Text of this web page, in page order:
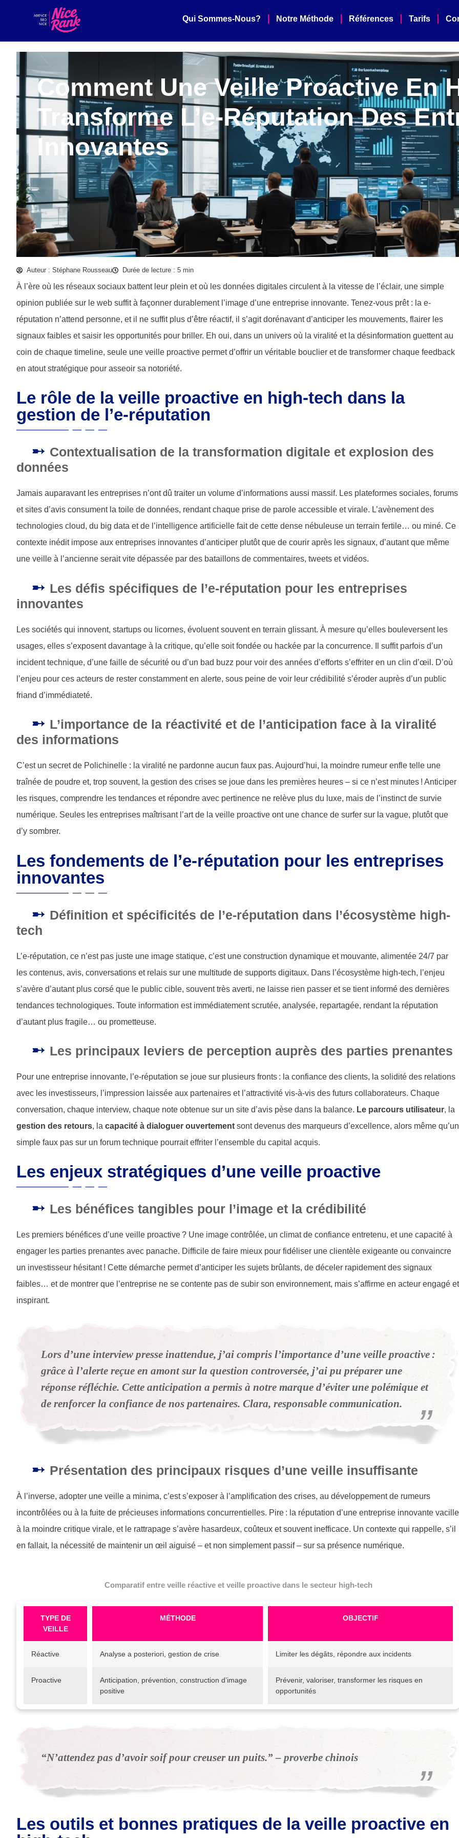
Qui Sommes-Nous? Notre Méthode Références Tarifs
Comment Une Veille Proactive En
Transforme L’e-Réputation Des
Innovantes
Auteur : Stéphane Rousseau Durée de lecture : 5 min
À l’ère où les réseaux sociaux battent leur plein et où les données digitales circulent à la vitesse de l’éclair, une simple
opinion publiée sur le web suffit à façonner durablement l’image d’une entreprise innovante. Tenez-vous prêt : la e-
réputation n’attend personne, et il ne suffit plus d’être réactif, il s’agit dorénavant d’anticiper les mouvements, flairer les
signaux faibles et saisir les opportunités pour briller. Eh oui, dans un univers où la viralité et la désinformation guettent au
coin de chaque timeline, seule une veille proactive permet d’offrir un véritable bouclier et de transformer chaque feedback
en atout stratégique pour asseoir sa notoriété.
Le rôle de la veille proactive en high-tech dans la
gestion de l’e-réputation
Contextualisation de la transformation digitale et explosion des
données
Jamais auparavant les entreprises n’ont dû traiter un volume d’informations aussi massif. Les plateformes sociales, forums
et sites d’avis consument la toile de données, rendant chaque prise de parole accessible et virale. L’avènement des
technologies cloud, du big data et de l’intelligence artificielle fait de cette dense nébuleuse un terrain fertile… ou miné. Ce
contexte inédit impose aux entreprises innovantes d’anticiper plutôt que de courir après les signaux, d’autant que même
une veille à l’ancienne serait vite dépassée par des bataillons de commentaires, tweets et vidéos.
Les défis spécifiques de l’e-réputation pour les entreprises
innovantes
Les sociétés qui innovent, startups ou licornes, évoluent souvent en terrain glissant. À mesure qu’elles bouleversent les
usages, elles s’exposent davantage à la critique, qu’elle soit fondée ou hackée par la concurrence. Il suffit parfois d’un
incident technique, d’une faille de sécurité ou d’un bad buzz pour voir des années d’efforts s’effriter en un clin d’œil. D’où
l’enjeu pour ces acteurs de rester constamment en alerte, sous peine de voir leur crédibilité s’éroder auprès d’un public
friand d’immédiateté.
L’importance de la réactivité et de l’anticipation face à la viralité
des informations
C’est un secret de Polichinelle : la viralité ne pardonne aucun faux pas. Aujourd’hui, la moindre rumeur enfle telle une
traînée de poudre et, trop souvent, la gestion des crises se joue dans les premières heures – si ce n’est minutes ! Anticiper
les risques, comprendre les tendances et répondre avec pertinence ne relève plus du luxe, mais de l’instinct de survie
numérique. Seules les entreprises maîtrisant l’art de la veille proactive ont une chance de surfer sur la vague, plutôt que
d’y sombrer.
Les fondements de l’e-réputation pour les entreprises
innovantes
Définition et spécificités de l’e-réputation dans l’écosystème high-
tech
L’e-réputation, ce n’est pas juste une image statique, c’est une construction dynamique et mouvante, alimentée 24/7 par
les contenus, avis, conversations et relais sur une multitude de supports digitaux. Dans l’écosystème high-tech, l’enjeu
s’avère d’autant plus corsé que le public cible, souvent très averti, ne laisse rien passer et se tient informé des dernières
tendances technologiques. Toute information est immédiatement scrutée, analysée, repartagée, rendant la réputation
d’autant plus fragile… ou prometteuse.
Les principaux leviers de perception auprès des parties prenantes
Pour une entreprise innovante, l’e-réputation se joue sur plusieurs fronts : la confiance des clients, la solidité des relations
avec les investisseurs, l’impression laissée aux partenaires et l’attractivité vis-à-vis des futurs collaborateurs. Chaque
conversation, chaque interview, chaque note obtenue sur un site d’avis pèse dans la balance. Le parcours utilisateur, la
gestion des retours, la capacité à dialoguer ouvertement sont devenus des marqueurs d’excellence, alors même qu’un
simple faux pas sur un forum technique pourrait effriter l’ensemble du capital acquis.
Les enjeux stratégiques d’une veille proactive
Les bénéfices tangibles pour l’image et la crédibilité
Les premiers bénéfices d’une veille proactive ? Une image contrôlée, un climat de confiance entretenu, et une capacité à
engager les parties prenantes avec panache. Difficile de faire mieux pour fidéliser une clientèle exigeante ou convaincre
un investisseur hésitant ! Cette démarche permet d’anticiper les sujets brûlants, de déceler rapidement des signaux
faibles… et de montrer que l’entreprise ne se contente pas de subir son environnement, mais s’affirme en acteur engagé et
inspirant.
Lors d’une interview presse inattendue, j’ai compris l’importance d’une veille proactive :
grâce à l’alerte reçue en amont sur la question controversée, j’ai pu préparer une
réponse réfléchie. Cette anticipation a permis à notre marque d’éviter une polémique et
de renforcer la confiance de nos partenaires. Clara, responsable communication.
Présentation des principaux risques d’une veille insuffisante
À l’inverse, adopter une veille a minima, c’est s’exposer à l’amplification des crises, au développement de rumeurs
incontrôlées ou à la fuite de précieuses informations concurrentielles. Pire : la réputation d’une entreprise innovante vacille
à la moindre critique virale, et le rattrapage s’avère hasardeux, coûteux et souvent inefficace. Un contexte qui rappelle, s’il
en fallait, la nécessité de maintenir un œil aiguisé – et non simplement passif – sur sa présence numérique.
Comparatif entre veille réactive et veille proactive dans le secteur high-tech
TYPE DE
VEILLE
MÉTHODE OBJECTIF
Réactive Analyse a posteriori, gestion de crise Limiter les dégâts, répondre aux incidents
Proactive
Anticipation, prévention, construction d’image
positive
Prévenir, valoriser, transformer les risques en
opportunités
“N’attendez pas d’avoir soif pour creuser un puits.” – proverbe chinois
Les outils et bonnes pratiques de la veille proactive en